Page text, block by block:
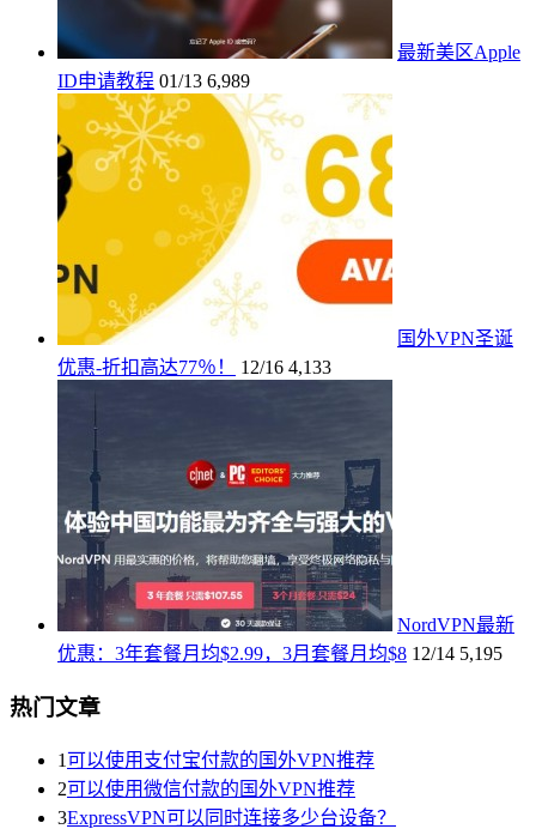
最新美区Apple
ID申请教程 01/13 6,989
国外VPN圣诞
优惠-折扣高达77％！
12/16 4,133
NordVPN最新
优惠：3年套餐月均$2.99，3月套餐月均$8 12/14 5,195
热门文章
1可以使用支付宝付款的国外VPN推荐
2可以使用微信付款的国外VPN推荐
3ExpressVPN可以同时连接多少台设备？